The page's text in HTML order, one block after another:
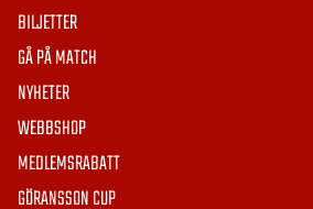
BILJETTER
GÅ PÅ MATCH
NYHETER
WEBBSHOP
MEDLEMSRABATT
GÖRANSSON CUP